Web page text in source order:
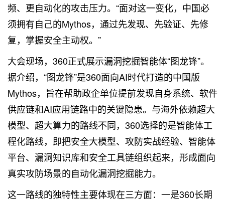
频、更自动化的攻击压力。“面对这一变化，中国必
须拥有自己的Mythos，通过先发现、先验证、先修
复，掌握安全主动权。”
大会现场，360正式展示漏洞挖掘智能体“图龙锋”。
据介绍，“图龙锋”是360面向AI时代打造的中国版
Mythos，旨在帮助政企单位提前发现自身系统、软件
供应链和AI应用链路中的关键隐患。与海外依赖超大
模型、超大算力的路线不同，360选择的是智能体工
程化路线，即把安全大模型、攻防实战经验、智能体
平台、漏洞知识库和安全工具链组织起来，形成面向
真实攻防场景的自动化漏洞挖掘能力。
这一路线的独特性主要体现在三方面：一是360长期